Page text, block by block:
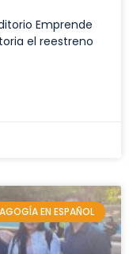
Emprende
el reestreno
EN ESPAÑOL